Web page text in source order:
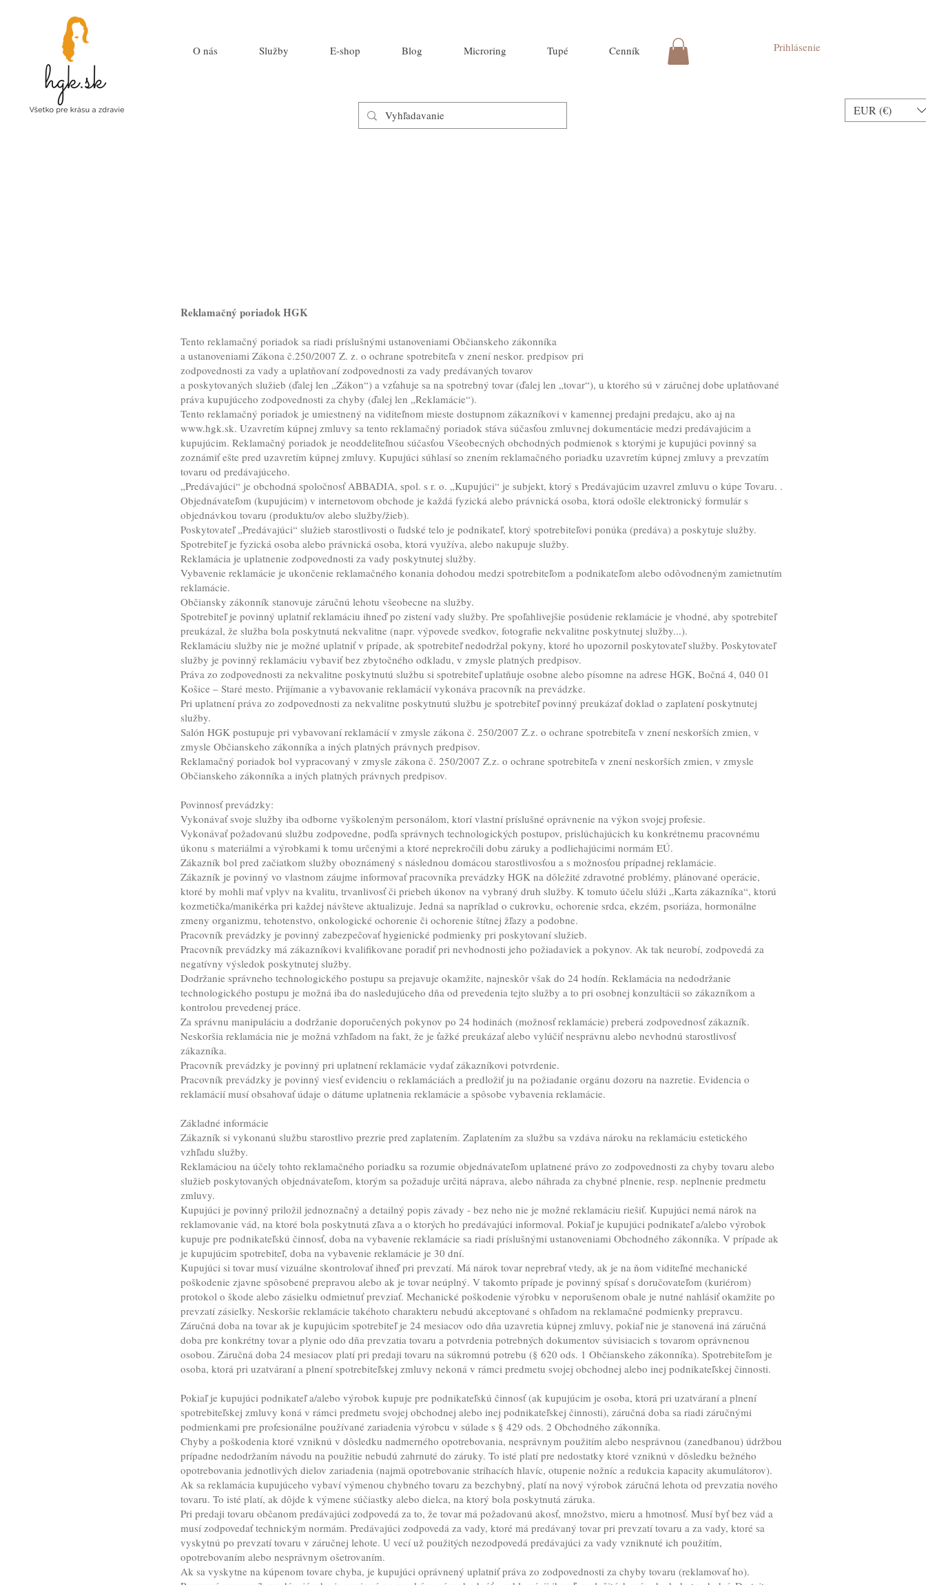
O nás Služby E-shop Blog Microring Tupé Cenník Prihlásenie
EUR (€)
Reklamačný poriadok HGK
Tento reklamačný poriadok sa riadi príslušnými ustanoveniami Občianskeho zákonníka
a ustanoveniami Zákona č.250/2007 Z. z. o ochrane spotrebiteľa v znení neskor. predpisov pri
zodpovednosti za vady a uplatňovaní zodpovednosti za vady predávaných tovarov
a poskytovaných služieb (ďalej len „Zákon“) a vzťahuje sa na spotrebný tovar (ďalej len „tovar“), u ktorého sú v záručnej dobe uplatňované
práva kupujúceho zodpovednosti za chyby (ďalej len „Reklamácie“).
Tento reklamačný poriadok je umiestnený na viditeľnom mieste dostupnom zákazníkovi v kamennej predajni predajcu, ako aj na
www.hgk.sk. Uzavretím kúpnej zmluvy sa tento reklamačný poriadok stáva súčasťou zmluvnej dokumentácie medzi predávajúcim a
kupujúcim. Reklamačný poriadok je neoddeliteľnou súčasťou Všeobecných obchodných podmienok s ktorými je kupujúci povinný sa
zoznámiť ešte pred uzavretím kúpnej zmluvy. Kupujúci súhlasí so znením reklamačného poriadku uzavretím kúpnej zmluvy a prevzatím
tovaru od predávajúceho.
„Predávajúci“ je obchodná spoločnosť ABBADIA, spol. s r. o. „Kupujúci“ je subjekt, ktorý s Predávajúcim uzavrel zmluvu o kúpe Tovaru. .
Objednávateľom (kupujúcim) v internetovom obchode je každá fyzická alebo právnická osoba, ktorá odošle elektronický formulár s
objednávkou tovaru (produktu/ov alebo služby/žieb).
Poskytovateľ „Predávajúci“ služieb starostlivosti o ľudské telo je podnikateľ, ktorý spotrebiteľovi ponúka (predáva) a poskytuje služby.
Spotrebiteľ je fyzická osoba alebo právnická osoba, ktorá využíva, alebo nakupuje služby.
Reklamácia je uplatnenie zodpovednosti za vady poskytnutej služby.
Vybavenie reklamácie je ukončenie reklamačného konania dohodou medzi spotrebiteľom a podnikateľom alebo odôvodneným zamietnutím
reklamácie.
Občiansky zákonník stanovuje záručnú lehotu všeobecne na služby.
Spotrebiteľ je povinný uplatniť reklamáciu ihneď po zistení vady služby. Pre spoľahlivejšie posúdenie reklamácie je vhodné, aby spotrebiteľ
preukázal, že služba bola poskytnutá nekvalitne (napr. výpovede svedkov, fotografie nekvalitne poskytnutej služby...).
Reklamáciu služby nie je možné uplatniť v prípade, ak spotrebiteľ nedodržal pokyny, ktoré ho upozornil poskytovateľ služby. Poskytovateľ
služby je povinný reklamáciu vybaviť bez zbytočného odkladu, v zmysle platných predpisov.
Práva zo zodpovednosti za nekvalitne poskytnutú službu si spotrebiteľ uplatňuje osobne alebo písomne na adrese HGK, Bočná 4, 040 01
Košice – Staré mesto. Prijímanie a vybavovanie reklamácií vykonáva pracovník na prevádzke.
Pri uplatnení práva zo zodpovednosti za nekvalitne poskytnutú službu je spotrebiteľ povinný preukázať doklad o zaplatení poskytnutej
služby.
Salón HGK postupuje pri vybavovaní reklamácií v zmysle zákona č. 250/2007 Z.z. o ochrane spotrebiteľa v znení neskorších zmien, v
zmysle Občianskeho zákonníka a iných platných právnych predpisov.
Reklamačný poriadok bol vypracovaný v zmysle zákona č. 250/2007 Z.z. o ochrane spotrebiteľa v znení neskorších zmien, v zmysle
Občianskeho zákonníka a iných platných právnych predpisov.
Povinnosť prevádzky:
Vykonávať svoje služby iba odborne vyškoleným personálom, ktorí vlastní príslušné oprávnenie na výkon svojej profesie.
Vykonávať požadovanú službu zodpovedne, podľa správnych technologických postupov, prislúchajúcich ku konkrétnemu pracovnému
úkonu s materiálmi a výrobkami k tomu určenými a ktoré neprekročili dobu záruky a podliehajúcimi normám EÚ.
Zákazník bol pred začiatkom služby oboznámený s následnou domácou starostlivosťou a s možnosťou prípadnej reklamácie.
Zákazník je povinný vo vlastnom záujme informovať pracovníka prevádzky HGK na dôležité zdravotné problémy, plánované operácie,
ktoré by mohli mať vplyv na kvalitu, trvanlivosť či priebeh úkonov na vybraný druh služby. K tomuto účelu slúži „Karta zákazníka“, ktorú
kozmetička/manikérka pri každej návšteve aktualizuje. Jedná sa napríklad o cukrovku, ochorenie srdca, ekzém, psoriáza, hormonálne
zmeny organizmu, tehotenstvo, onkologické ochorenie či ochorenie štítnej žľazy a podobne.
Pracovník prevádzky je povinný zabezpečovať hygienické podmienky pri poskytovaní služieb.
Pracovník prevádzky má zákazníkovi kvalifikovane poradiť pri nevhodnosti jeho požiadaviek a pokynov. Ak tak neurobí, zodpovedá za
negatívny výsledok poskytnutej služby.
Dodržanie správneho technologického postupu sa prejavuje okamžite, najneskôr však do 24 hodín. Reklamácia na nedodržanie
technologického postupu je možná iba do nasledujúceho dňa od prevedenia tejto služby a to pri osobnej konzultácii so zákazníkom a
kontrolou prevedenej práce.
Za správnu manipuláciu a dodržanie doporučených pokynov po 24 hodinách (možnosť reklamácie) preberá zodpovednosť zákazník.
Neskoršia reklamácia nie je možná vzhľadom na fakt, že je ťažké preukázať alebo vylúčiť nesprávnu alebo nevhodnú starostlivosť
zákazníka.
Pracovník prevádzky je povinný pri uplatnení reklamácie vydať zákazníkovi potvrdenie.
Pracovník prevádzky je povinný viesť evidenciu o reklamáciách a predložiť ju na požiadanie orgánu dozoru na nazretie. Evidencia o
reklamácií musí obsahovať údaje o dátume uplatnenia reklamácie a spôsobe vybavenia reklamácie.
Základné informácie
Zákazník si vykonanú službu starostlivo prezrie pred zaplatením. Zaplatením za službu sa vzdáva nároku na reklamáciu estetického
vzhľadu služby.
Reklamáciou na účely tohto reklamačného poriadku sa rozumie objednávateľom uplatnené právo zo zodpovednosti za chyby tovaru alebo
služieb poskytovaných objednávateľom, ktorým sa požaduje určitá náprava, alebo náhrada za chybné plnenie, resp. neplnenie predmetu
zmluvy.
Kupujúci je povinný priložil jednoznačný a detailný popis závady - bez neho nie je možné reklamáciu riešiť. Kupujúci nemá nárok na
reklamovanie vád, na ktoré bola poskytnutá zľava a o ktorých ho predávajúci informoval. Pokiaľ je kupujúci podnikateľ a/alebo výrobok
kupuje pre podnikateľskú činnosť, doba na vybavenie reklamácie sa riadi príslušnými ustanoveniami Obchodného zákonníka. V prípade ak
je kupujúcim spotrebiteľ, doba na vybavenie reklamácie je 30 dní.
Kupujúci si tovar musí vizuálne skontrolovať ihneď pri prevzatí. Má nárok tovar neprebrať vtedy, ak je na ňom viditeľné mechanické
poškodenie zjavne spôsobené prepravou alebo ak je tovar neúplný. V takomto prípade je povinný spísať s doručovateľom (kuriérom)
protokol o škode alebo zásielku odmietnuť prevziať. Mechanické poškodenie výrobku v neporušenom obale je nutné nahlásiť okamžite po
prevzatí zásielky. Neskoršie reklamácie takéhoto charakteru nebudú akceptované s ohľadom na reklamačné podmienky prepravcu.
Záručná doba na tovar ak je kupujúcim spotrebiteľ je 24 mesiacov odo dňa uzavretia kúpnej zmluvy, pokiaľ nie je stanovená iná záručná
doba pre konkrétny tovar a plynie odo dňa prevzatia tovaru a potvrdenia potrebných dokumentov súvisiacich s tovarom oprávnenou
osobou. Záručná doba 24 mesiacov platí pri predaji tovaru na súkromnú potrebu (§ 620 ods. 1 Občianskeho zákonníka). Spotrebiteľom je
osoba, ktorá pri uzatváraní a plnení spotrebiteľskej zmluvy nekoná v rámci predmetu svojej obchodnej alebo inej podnikateľskej činnosti.
Pokiaľ je kupujúci podnikateľ a/alebo výrobok kupuje pre podnikateľskú činnosť (ak kupujúcim je osoba, ktorá pri uzatváraní a plnení
spotrebiteľskej zmluvy koná v rámci predmetu svojej obchodnej alebo inej podnikateľskej činnosti), záručná doba sa riadi záručnými
podmienkami pre profesionálne používané zariadenia výrobcu v súlade s § 429 ods. 2 Obchodného zákonníka.
Chyby a poškodenia ktoré vzniknú v dôsledku nadmerného opotrebovania, nesprávnym použitím alebo nesprávnou (zanedbanou) údržbou
prípadne nedodržaním návodu na použitie nebudú zahrnuté do záruky. To isté platí pre nedostatky ktoré vzniknú v dôsledku bežného
opotrebovania jednotlivých dielov zariadenia (najmä opotrebovanie strihacích hlavíc, otupenie nožníc a redukcia kapacity akumulátorov).
Ak sa reklamácia kupujúceho vybaví výmenou chybného tovaru za bezchybný, platí na nový výrobok záručná lehota od prevzatia nového
tovaru. To isté platí, ak dôjde k výmene súčiastky alebo dielca, na ktorý bola poskytnutá záruka.
Pri predaji tovaru občanom predávajúci zodpovedá za to, že tovar má požadovanú akosť, množstvo, mieru a hmotnosť. Musí byť bez vád a
musí zodpovedať technickým normám. Predávajúci zodpovedá za vady, ktoré má predávaný tovar pri prevzatí tovaru a za vady, ktoré sa
vyskytnú po prevzatí tovaru v záručnej lehote. U vecí už použitých nezodpovedá predávajúci za vady vzniknuté ich použitím,
opotrebovaním alebo nesprávnym ošetrovaním.
Ak sa vyskytne na kúpenom tovare chyba, je kupujúci oprávnený uplatniť práva zo zodpovednosti za chyby tovaru (reklamovať ho).